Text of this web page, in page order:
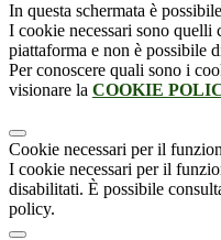
In questa schermata è
I cookie necessari sono quelli
piattaforma e non è possibile
Per conoscere quali sono i
visionare la COOKIE
Cookie necessari per il
I cookie necessari per il
disabilitati. È possibile
policy.